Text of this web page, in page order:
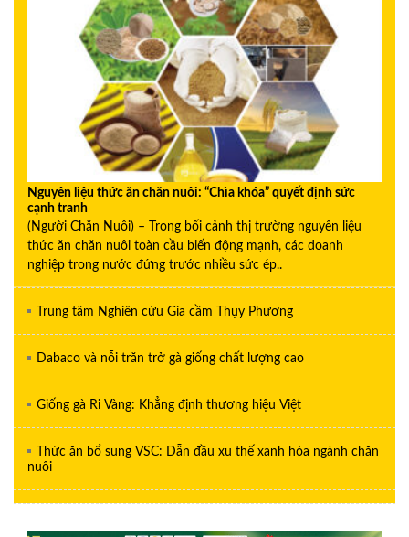
Nguyên liệu thức ăn chăn nuôi: “Chìa khóa” quyết định sức
cạnh tranh
(Người Chăn Nuôi) – Trong bối cảnh thị trường nguyên liệu
thức ăn chăn nuôi toàn cầu biến động mạnh, các doanh
nghiệp trong nước đứng trước nhiều sức ép..
Trung tâm Nghiên cứu Gia cầm Thụy Phương
Dabaco và nỗi trăn trở gà giống chất lượng cao
Giống gà Ri Vàng: Khẳng định thương hiệu Việt
Thức ăn bổ sung VSC: Dẫn đầu xu thế xanh hóa ngành chăn
nuôi